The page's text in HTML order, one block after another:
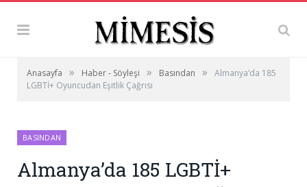
Anasayfa » Haber - Söyleşi » Basından »
Almanya’da 185
LGBTİ+ Oyuncudan Eşitlik Çağrısı
BASINDAN
Almanya’da 185 LGBTİ+